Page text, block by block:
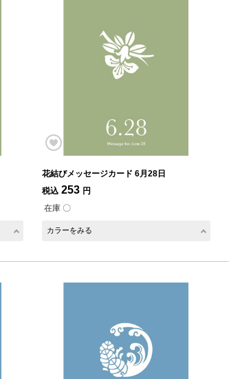
花結びメッセージカード 6月28日
税込 253 円
在庫 〇
カラーをみる